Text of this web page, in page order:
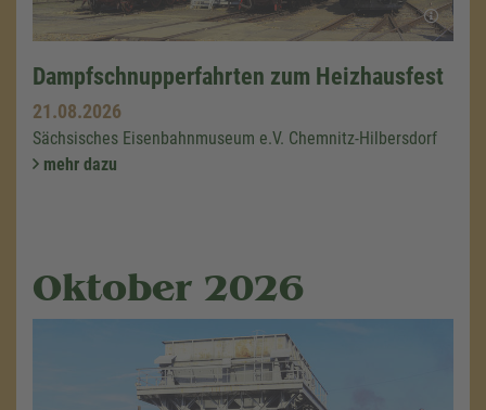
Dampfschnupperfahrten zum Heizhausfest
21.08.2026
Sächsisches Eisenbahnmuseum e.V. Chemnitz-Hilbersdorf
mehr dazu
Oktober 2026